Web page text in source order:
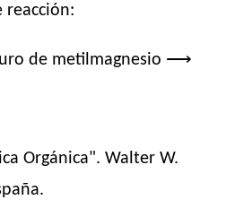
reacción:
de metilmagnesio ⟶
Orgánica". Walter W.